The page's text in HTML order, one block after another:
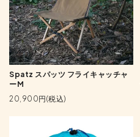
Spatz スパッツ フライキャッチャ
ーM
20,900円(税込)